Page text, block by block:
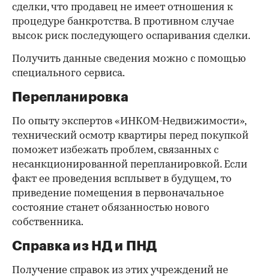
сделки, что продавец не имеет отношения к
процедуре банкротства. В противном случае
высок риск последующего оспаривания сделки.
Получить данные сведения можно с помощью
специального сервиса.
Перепланировка
По опыту экспертов «ИНКОМ-Недвижимости»,
технический осмотр квартиры перед покупкой
поможет избежать проблем, связанных с
несанкционированной перепланировкой. Если
факт ее проведения всплывет в будущем, то
приведение помещения в первоначальное
состояние станет обязанностью нового
собственника.
Справка из НД и ПНД
Получение справок из этих учреждений не